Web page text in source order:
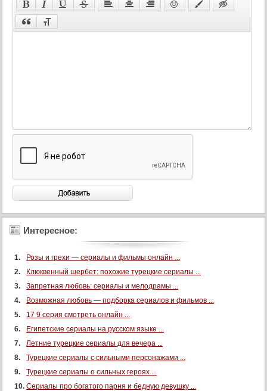
Интересное:
Розы и грехи — сериалы и фильмы онлайн ...
Клюквенный шербет: похожие турецкие сериалы ...
Запретная любовь: сериалы и мелодрамы ...
Возможная любовь — подборка сериалов и фильмов ...
17 9 серия смотреть онлайн ...
Египетские сериалы на русском языке ...
Летние турецкие сериалы для вечера ...
Турецкие сериалы с сильными персонажами ...
Турецкие сериалы о сильных героях ...
Сериалы про богатого парня и бедную девушку ...